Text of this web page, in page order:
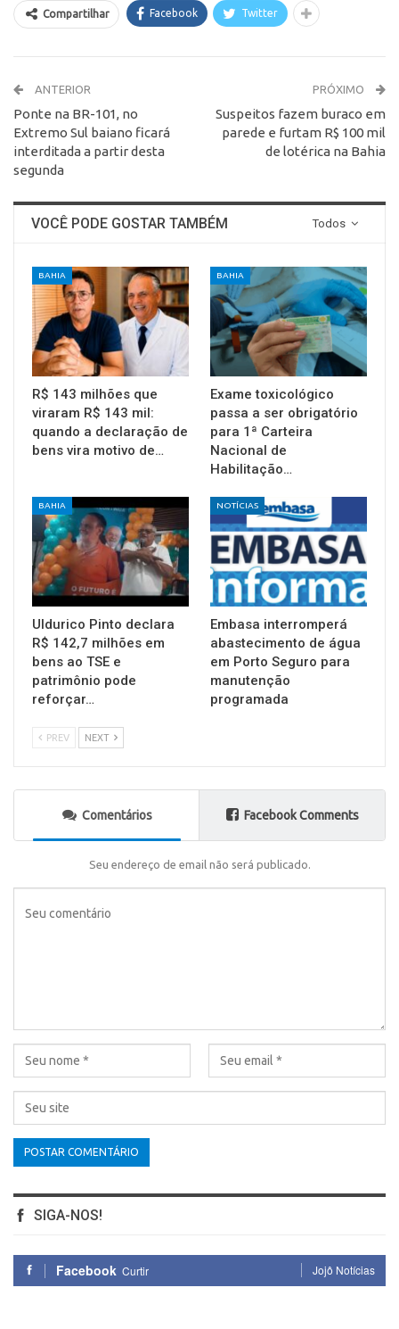
Compartilhar Facebook Twitter
ANTERIOR
Ponte na BR-101, no
Extremo Sul baiano ficará
interditada a partir desta
segunda
PRÓXIMO
Suspeitos fazem buraco em
parede e furtam R$ 100 mil
de lotérica na Bahia
Todos
VOCÊ PODE GOSTAR TAMBÉM
BAHIA
R$ 143 milhões que
viraram R$ 143 mil:
quando a declaração de
bens vira motivo de…
BAHIA
Exame toxicológico
passa a ser obrigatório
para 1ª Carteira
Nacional de
Habilitação…
BAHIA
Uldurico Pinto declara
R$ 142,7 milhões em
bens ao TSE e
patrimônio pode
reforçar…
NOTÍCIAS
Embasa interromperá
abastecimento de água
em Porto Seguro para
manutenção
programada
PREV NEXT
Comentários Facebook Comments
Seu endereço de email não será publicado.
SIGA-NOS!
Facebook Curtir Jojô Notícias